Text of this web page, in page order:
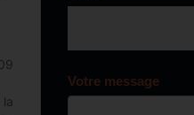
Votre message